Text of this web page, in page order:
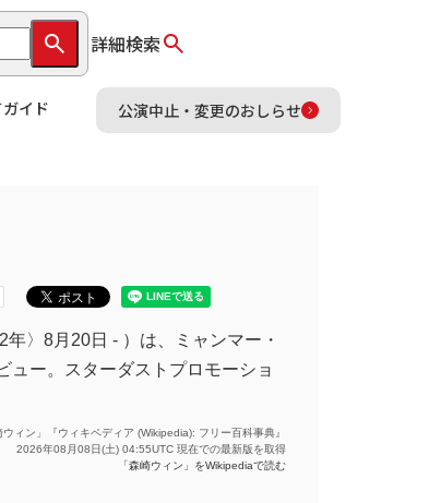
詳細検索
イド 公演中止・変更のおしらせ
〉8月20日 - ）は、ミャンマー・
ュー。スターダストプロモーショ
ウィン」『ウィキペディア (Wikipedia): フリー百科事典』
2026年08月08日(土) 04:55UTC 現在での最新版を取得
「森崎ウィン」をWikipediaで読む